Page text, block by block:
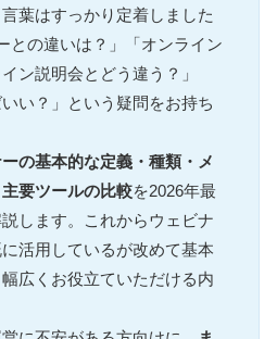
葉はすっかり定着しました
との違いは？」「オンライン
ン説明会とどう違う？」
い？」という疑問をお持ち
の基本的な定義・種類・メ
要ツールの比較を2026年最
します。これからウェビナ
活用しているが改めて基本
広くお役立ていただける内